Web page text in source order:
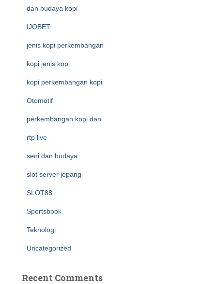
dan budaya kopi
IJOBET
jenis kopi perkembangan
kopi jenis kopi
kopi perkembangan kopi
Otomotif
perkembangan kopi dan
rtp live
seni dan budaya
slot server jepang
SLOT88
Sportsbook
Teknologi
Uncategorized
Recent Comments